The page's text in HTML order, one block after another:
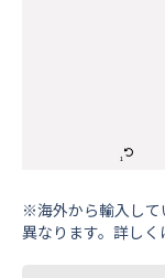
※海外から輸⼊して
異なります。詳しく